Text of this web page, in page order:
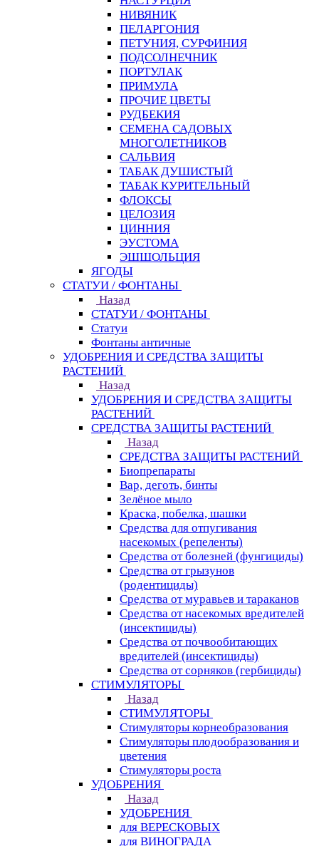
НИВЯНИК
ПЕЛАРГОНИЯ
ПЕТУНИЯ, СУРФИНИЯ
ПОДСОЛНЕЧНИК
ПОРТУЛАК
ПРИМУЛА
ПРОЧИЕ ЦВЕТЫ
РУДБЕКИЯ
СЕМЕНА САДОВЫХ
МНОГОЛЕТНИКОВ
САЛЬВИЯ
ТАБАК ДУШИСТЫЙ
ТАБАК КУРИТЕЛЬНЫЙ
ФЛОКСЫ
ЦЕЛОЗИЯ
ЦИННИЯ
ЭУСТОМА
ЭШШОЛЬЦИЯ
ЯГОДЫ
СТАТУИ / ФОНТАНЫ
Назад
СТАТУИ / ФОНТАНЫ
Статуи
Фонтаны античные
УДОБРЕНИЯ И СРЕДСТВА ЗАЩИТЫ
РАСТЕНИЙ
Назад
УДОБРЕНИЯ И СРЕДСТВА ЗАЩИТЫ
РАСТЕНИЙ
СРЕДСТВА ЗАЩИТЫ РАСТЕНИЙ
Назад
СРЕДСТВА ЗАЩИТЫ РАСТЕНИЙ
Биопрепараты
Вар, деготь, бинты
Зелёное мыло
Краска, побелка, шашки
Средства для отпугивания
насекомых (репеленты)
Средства от болезней (фунгициды)
Средства от грызунов
(родентициды)
Средства от муравьев и тараканов
Средства от насекомых вредителей
(инсектициды)
Средства от почвообитающих
вредителей (инсектициды)
Средства от сорняков (гербициды)
СТИМУЛЯТОРЫ
Назад
СТИМУЛЯТОРЫ
Стимуляторы корнеобразования
Стимуляторы плодообразования и
цветения
Стимуляторы роста
УДОБРЕНИЯ
Назад
УДОБРЕНИЯ
для ВЕРЕСКОВЫХ
для ВИНОГРАДА